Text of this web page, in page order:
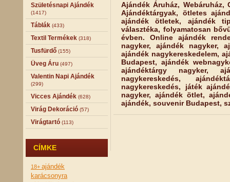
Születésnapi Ajándék
(1417)
Táblák (433)
Textil Termékek (318)
Tusfürdő (155)
Üveg Áru (497)
Valentin Napi Ajándék
(299)
Vicces Ajándék (628)
Virág Dekoráció (57)
Virágtartó (113)
CÍMKE
18+ ajándék
karácsonyra
Ajándék Áruház, Webáruház,
Ajándéktárgyak, ötletes
ajándék ötletek, ajándék
választéka, folyamatosan
évben. Online ajándék
nagyker, ajándék nagyker,
ajándék nagykereskedelem,
Budapest, ajándék
ajándéktárgy nagyker,
nagykereskedés,
nagykereskedés, játék
nagyker, ajándék ötlet,
ajándék, souvenir Budapest,